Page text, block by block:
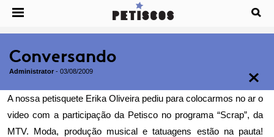
Conversando
Administrator - 03/08/2009
A nossa petisquete Erika Oliveira pediu para colocarmos no ar o
video com a participação da Petisco no programa “Scrap”, da
MTV. Moda, produção musical e tatuagens estão na pauta!